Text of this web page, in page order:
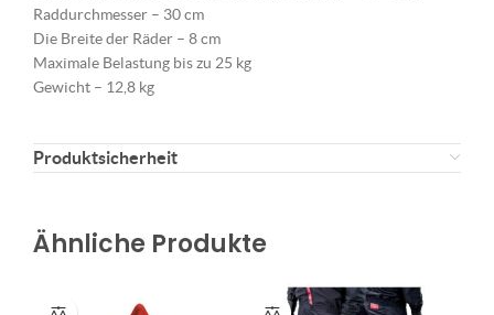
Raddurchmesser – 30 cm
Die Breite der Räder – 8 cm
Maximale Belastung bis zu 25 kg
Gewicht – 12,8 kg
Produktsicherheit
Ähnliche Produkte